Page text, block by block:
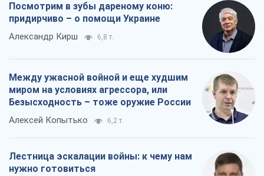
Посмотрим в зубы дареному коню:
придирчиво – о помощи Украине
Александр Кирш 6,8 т.
Между ужасной войной и еще худшим
миром на условиях агрессора, или
Безысходность – тоже оружие России
Алексей Копытько 6,2 т.
Лестница эскалации войны: к чему нам
нужно готовиться